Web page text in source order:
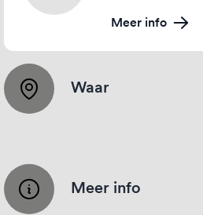
Meer info
Waar
Meer info